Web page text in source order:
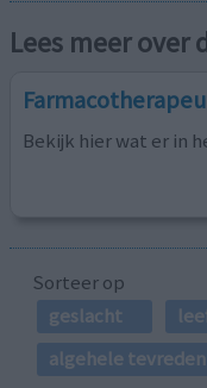
Lees meer over
Bekijk hier wat er in
Sorteer op
geslacht
algehele